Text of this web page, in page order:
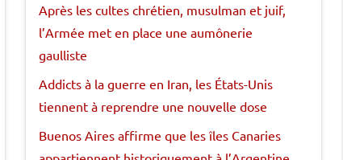
Après les cultes chrétien, musulman et juif,
l’Armée met en place une aumônerie
gaulliste
Addicts à la guerre en Iran, les États-Unis
tiennent à reprendre une nouvelle dose
Buenos Aires affirme que les îles Canaries